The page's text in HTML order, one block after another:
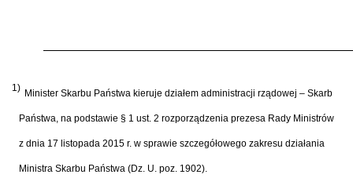
1) Minister Skarbu Państwa kieruje działem administracji rządowej – Skarb
Państwa, na podstawie § 1 ust. 2 rozporządzenia prezesa Rady Ministrów
z dnia 17 listopada 2015 r. w sprawie szczegółowego zakresu działania
Ministra Skarbu Państwa (Dz. U. poz. 1902).